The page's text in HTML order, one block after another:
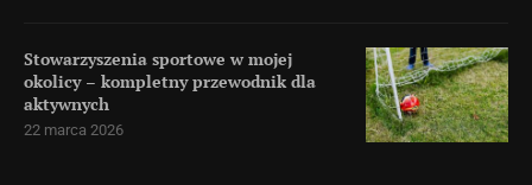
Stowarzyszenia sportowe w mojej
okolicy – kompletny przewodnik dla
aktywnych
22 marca 2026